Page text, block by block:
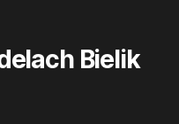
Bielik